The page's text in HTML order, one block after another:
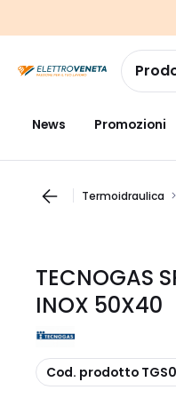
navigazionealla
pagina
News Promozioni
Termoidraulica
TECNOGAS
INOX 50X40
copia
Cod. prodotto